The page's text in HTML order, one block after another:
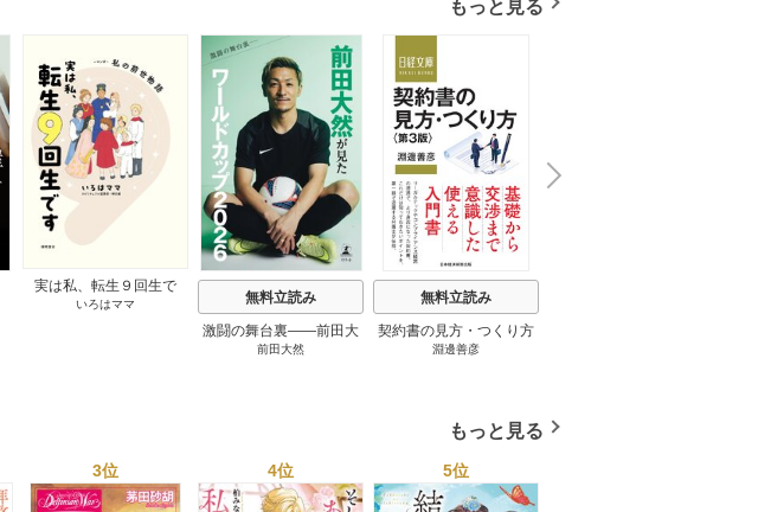
もっと見る
実は私、転生９回生で
す マンガ 私の前世物
いろはママ
無料立読み
激闘の舞台裏――前田大
然が見たワールドカップ
前田大然
無料立読み
契約書の見方・つくり方
＜第３版＞ 1巻
淵邊善彦
N
e
x
t
もっと見る
3位 4位 5位